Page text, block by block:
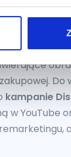
przy
kampanie
YouTube